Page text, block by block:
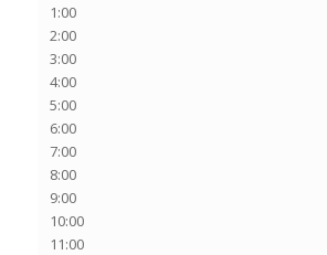
1:00
2:00
3:00
4:00
5:00
6:00
7:00
8:00
9:00
10:00
11:00